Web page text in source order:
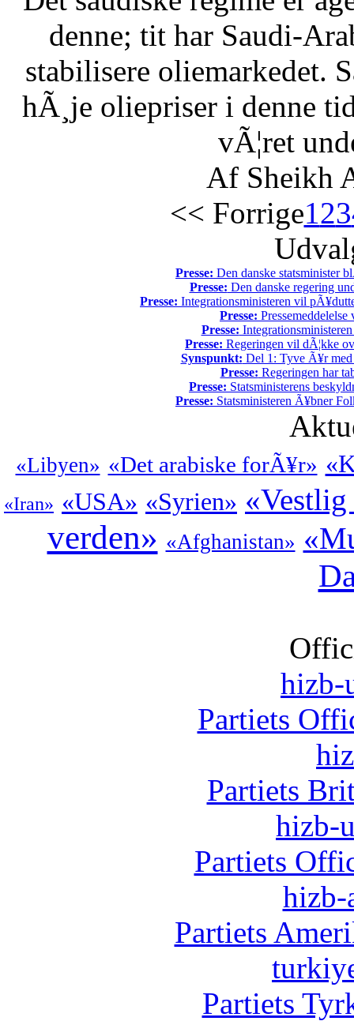
denne; tit har Saudi-
stabilisere oliemarkedet.
hÃ¸je oliepriser i denne
vÃ¦ret
Af Sheikh
<< Forrige123
Presse: Den danske statsminister
Presse: Den danske regering
Presse: Integrationsministeren vil
Presse:
Presse:
Presse: Regeringen vil dÃ¦kke
Synspunkt: Del 1: Tyve Ã¥r med
Presse: Regeringen har
Presse: Statsministerens
Presse: Statsministeren Ã¥bner
«Libyen» «Det arabiske forÃ¥r»
«Iran» «USA» «Syrien»
verden» «Afghanistan»
hizb-
Partiets
Partiets
hizb-
Partiets
hizb-
Partiets
Partiets